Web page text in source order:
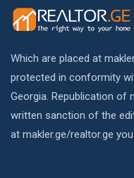
Which are placed at
protected in conformity
Georgia. Republication
written sanction of the
at makler.ge/realtor.ge